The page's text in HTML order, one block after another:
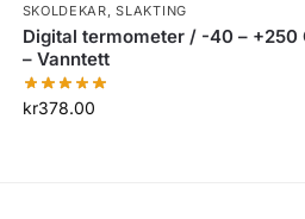
SKOLDEKAR,SLAKTING
Digital termometer / -40 – +250
– Vanntett
kr378.00